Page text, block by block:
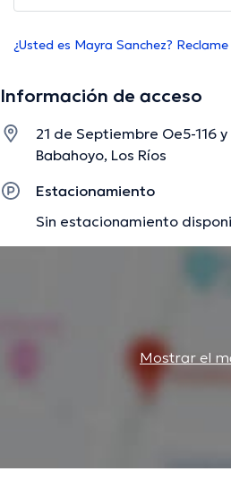
¿Usted es Mayra Sanchez?
Información de acceso
21 de Septiembre Oe5-116
Babahoyo, Los Ríos
Estacionamiento
Sin estacionamiento
Mostrar el